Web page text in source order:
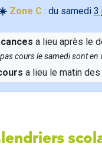
Zone C: du samedi 3
a lieu après le
cours le samedi sont
a lieu le matin